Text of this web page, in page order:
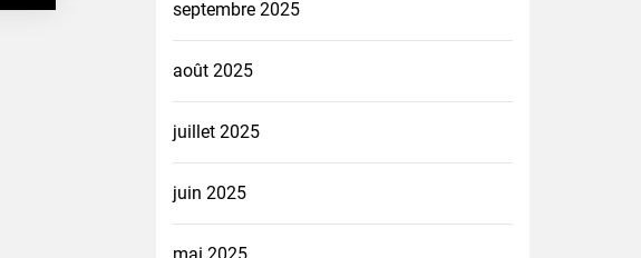
septembre 2025
août 2025
juillet 2025
juin 2025